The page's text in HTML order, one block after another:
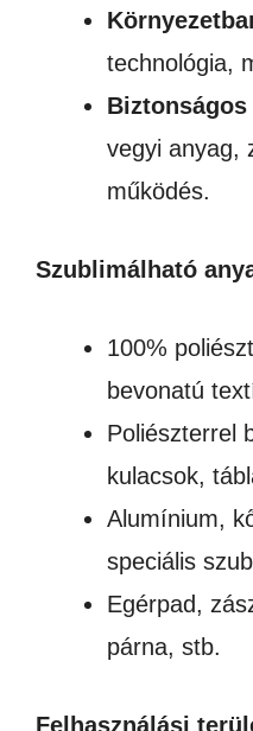
technológia,
Biztonságos
vegyi anyag,
működés.
Szublimálható
100%
bevonatú
Poliészterrel
kulacsok,
Alumínium,
speciális
Egérpad,
párna, stb.
Felhasználási